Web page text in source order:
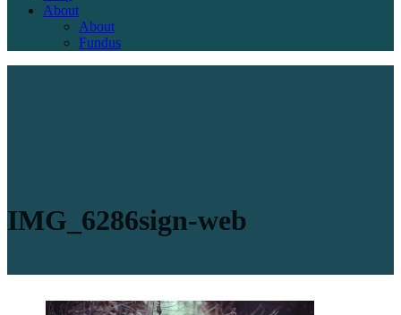
About
About
Fundus
IMG_6286sign-web